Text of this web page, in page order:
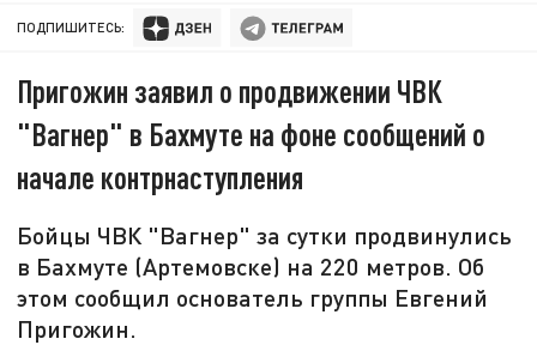
ПОДПИШИТЕСЬ:
Пригожин заявил о продвижении ЧВК
"Вагнер" в Бахмуте на фоне сообщений о
начале контрнаступления
Бойцы ЧВК "Вагнер" за сутки продвинулись
в Бахмуте (Артемовске) на 220 метров. Об
этом сообщил основатель группы Евгений
Пригожин.